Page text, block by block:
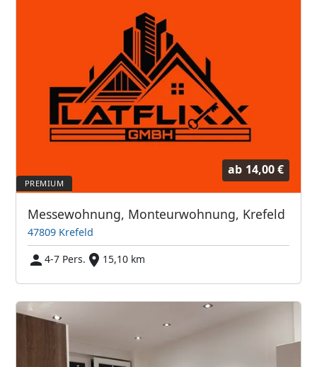
ab 14,00 €
Messewohnung, Monteurwohnung, Krefeld
47809 Krefeld
4-7 Pers.
15,10 km